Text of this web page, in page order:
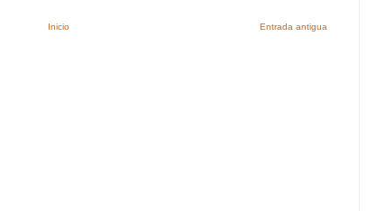
Entrada antigua
Inicio